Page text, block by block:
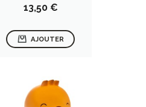
Prix
13,50 €
AJOUTER